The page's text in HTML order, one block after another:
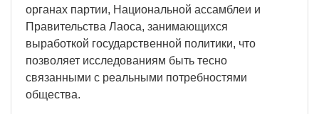
органах партии, Национальной ассамблеи и
Правительства Лаоса, занимающихся
выработкой государственной политики, что
позволяет исследованиям быть тесно
связанными с реальными потребностями
общества.